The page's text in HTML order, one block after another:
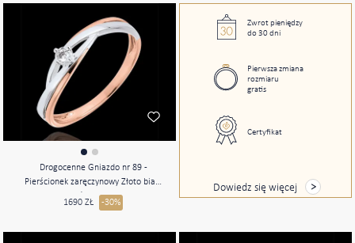
Drogocenne Gniazdo nr 89 -
Pierścionek zaręczynowy Złoto białe
i złoto różowe 375 (9K)
1690 ZŁ -30%
Zwrot pieniędzy
do 30 dni
Pierwsza zmiana
rozmiaru
gratis
Certyfikat
Dowiedz się więcej